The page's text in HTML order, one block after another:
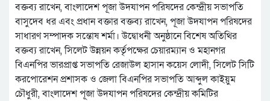
বক্তব্য রাখেন, বাংলাদেশ পূজা উদযাপন পরিষদের কেন্দ্রীয় সভাপতি
বাসুদেব ধর এবং প্রধান বক্তার বক্তব্য রাখেন, পূজা উদযাপন পরিষদের
সাধারণ সম্পাদক সন্তোষ শর্মা। উদ্বোধনী অনুষ্ঠানে বিশেষ অতিথির
বক্তব্য রাখেন, সিলেট উন্নয়ন কর্তৃপক্ষের চেয়ারম্যান ও মহানগর
বিএনপির ভারপ্রাপ্ত সভাপতি রেজাউল হাসান কয়েস লোদী, সিলেট সিটি
করপোরেশন প্রশাসক ও জেলা বিএনপির সভাপতি আব্দুল কাইয়ুম
চৌধুরী, বাংলাদেশ পূজা উদযাপন পরিষদের কেন্দ্রীয় কমিটির